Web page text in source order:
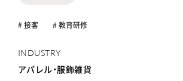
# 接客 # 教育研修
INDUSTRY
アパレル・服飾雑貨